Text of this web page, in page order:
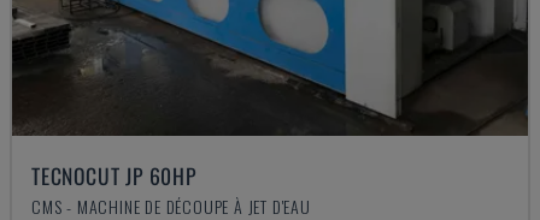
TECNOCUT JP 60HP
CMS - MACHINE DE DÉCOUPE À JET D'EAU